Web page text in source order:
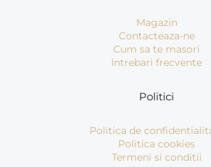
Magazin
Contacteaza-ne
Cum sa te masori
Intrebari frecvente
Politici
Politica de
Politica cookies
Termeni si conditii